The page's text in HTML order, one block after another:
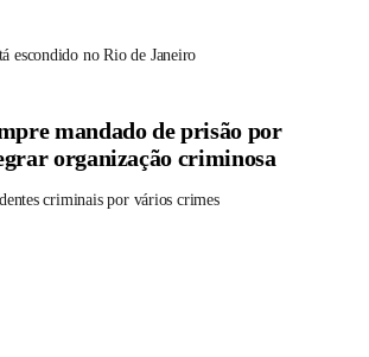
escondido no Rio de Janeiro
mandado de prisão por
organização criminosa
criminais por vários crimes